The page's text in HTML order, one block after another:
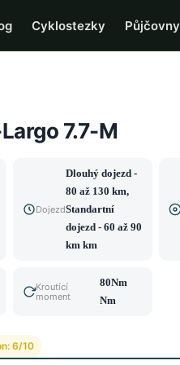
Cyklostezky Půjčovny
7.7-M
Dojezd
Dlouhý dojezd -
80 až 130 km,
Standartní
dojezd - 60 až 90
km km
Kroutící
moment
80Nm
Nm
6/10